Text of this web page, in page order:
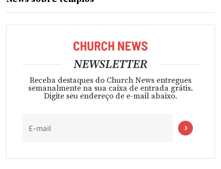
NEWSLETTER
Receba destaques do Church News entregues
semanalmente na sua caixa de entrada grátis.
Digite seu endereço de e-mail abaixo.
E-mail